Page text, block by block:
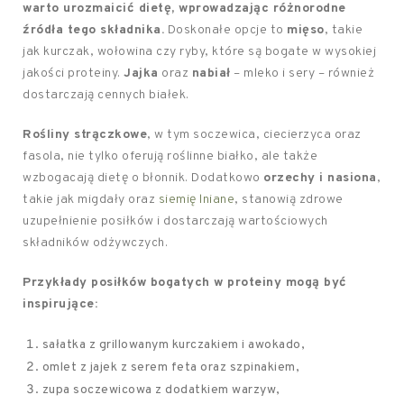
warto urozmaicić dietę, wprowadzając różnorodne
źródła tego składnika. Doskonałe opcje to mięso, takie
jak kurczak, wołowina czy ryby, które są bogate w wysokiej
jakości proteiny. Jajka oraz nabiał – mleko i sery – również
dostarczają cennych białek.
Rośliny strączkowe, w tym soczewica, ciecierzyca oraz
fasola, nie tylko oferują roślinne białko, ale także
wzbogacają dietę o błonnik. Dodatkowo orzechy i nasiona,
takie jak migdały oraz siemię lniane, stanowią zdrowe
uzupełnienie posiłków i dostarczają wartościowych
składników odżywczych.
Przykłady posiłków bogatych w proteiny mogą być
inspirujące:
sałatka z grillowanym kurczakiem i awokado,
omlet z jajek z serem feta oraz szpinakiem,
zupa soczewicowa z dodatkiem warzyw,